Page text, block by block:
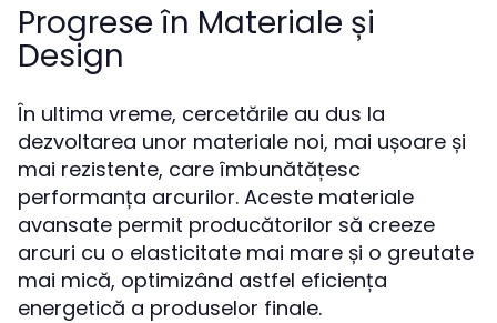
Progrese în Materiale și
Design
În ultima vreme, cercetările au dus la
dezvoltarea unor materiale noi, mai ușoare și
mai rezistente, care îmbunătățesc
performanța arcurilor. Aceste materiale
avansate permit producătorilor să creeze
arcuri cu o elasticitate mai mare și o greutate
mai mică, optimizând astfel eficiența
energetică a produselor finale.